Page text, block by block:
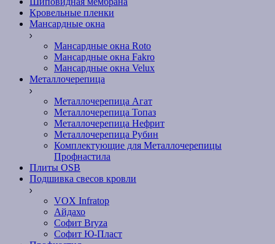
Кровельные пленки
Мансардные окна
Мансардные окна Roto
Мансардные окна Fakro
Мансардные окна Velux
Металлочерепица
Металлочерепица Агат
Металлочерепица Топаз
Металлочерепица Нефрит
Металлочерепица Рубин
Комплектующие для Металлочерепицы
Профнастила
Плиты OSB
Подшивка свесов кровли
VOX Infratop
Айдахо
Софит Bryza
Софит Ю-Пласт